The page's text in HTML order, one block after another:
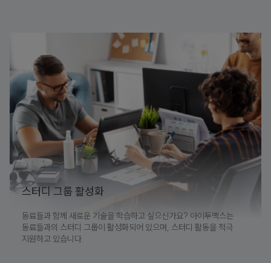
스터디 그룹 활성화
동료들과 함께 새로운 기술을 학습하고 싶으신가요? 아이투맥스는
동료들과의 스터디 그룹이 활성화되어 있으며, 스터디 활동을 적극
지원하고 있습니다.